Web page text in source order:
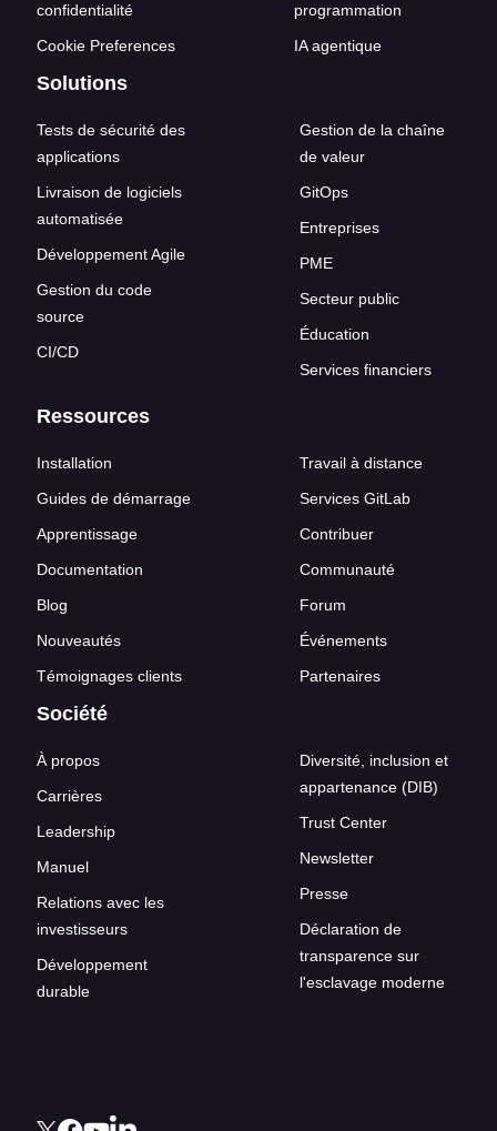
confidentialité
Cookie Preferences
programmation
IA agentique
Solutions
Tests de sécurité des
applications
Livraison de logiciels
automatisée
Développement Agile
Gestion du code
source
CI/CD
Gestion de la chaîne
de valeur
GitOps
Entreprises
PME
Secteur public
Éducation
Services financiers
Ressources
Installation
Guides de démarrage
Apprentissage
Documentation
Blog
Nouveautés
Témoignages clients
Travail à distance
Services GitLab
Contribuer
Communauté
Forum
Événements
Partenaires
Société
À propos
Carrières
Leadership
Manuel
Relations avec les
investisseurs
Développement
durable
Diversité, inclusion et
appartenance (DIB)
Trust Center
Newsletter
Presse
Déclaration de
transparence sur
l'esclavage moderne